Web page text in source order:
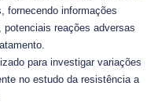
fornecendo informações
reações adversas
para investigar variações
no estudo da resistência a